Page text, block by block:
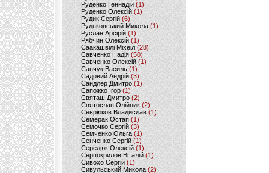
Руденко Геннадій (1)
Руденко Олексій(1)
Рудик Сергій(6)
Рудьковський Микола (1)
Руслан Арсірій(1)
Рябчин Олексій (1)
Саакашвілі Міхеіл(28)
Савченко Надія (50)
Савченко Олексій(1)
Савчук Василь (1)
Садовий Андрій (3)
Сандлер Дмитро(1)
Сапожко Ігор(1)
Святаш Дмитро (2)
Святослав Олійник (2)
Севрюков Владислав (1)
Семерак Остап (1)
Семочко Сергій (3)
Семченко Ольга (1)
Сенченко Сергій(1)
Середюк Олексій(1)
Серпокрилов Віталій(1)
Сивохо Сергій(1)
Сивульський Микола(2)